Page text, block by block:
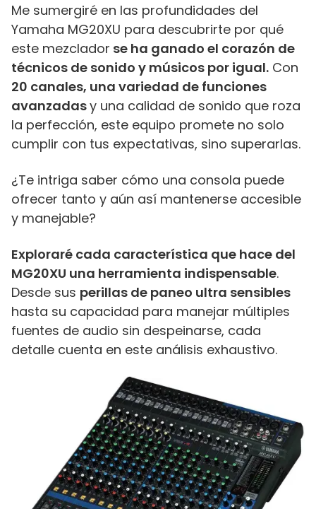
Me sumergiré en las profundidades del
Yamaha MG20XU para descubrirte por qué
este mezclador se ha ganado el corazón de
técnicos de sonido y músicos por igual. Con
20 canales, una variedad de funciones
avanzadasy una calidad de sonido que roza
la perfección, este equipo promete no solo
cumplir con tus expectativas, sino superarlas.
¿Te intriga saber cómo una consola puede
ofrecer tanto y aún así mantenerse accesible
y manejable?
Exploraré cada característica que hace del
MG20XU una herramienta indispensable.
Desde sus perillas de paneo ultra sensibles
hasta su capacidad para manejar múltiples
fuentes de audio sin despeinarse, cada
detalle cuenta en este análisis exhaustivo.